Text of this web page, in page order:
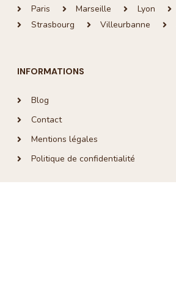
Paris Marseille Lyon
Strasbourg
Villeurbanne
INFORMATIONS
Blog
Contact
Mentions légales
Politique de confidentialité